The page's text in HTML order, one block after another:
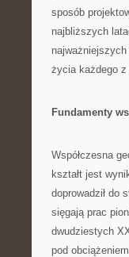
sposób
najbliższych
życia każdego z
Fundamenty
Współczesna
kształt jest
doprowadził do
sięgają prac
dwudziestych
pod